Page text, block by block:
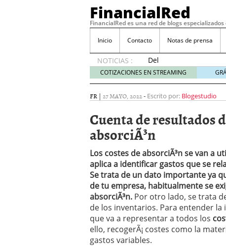
FinancialRed
FinancialRed es una red de blogs
Inicio Contacto Notas de prensa
NOTICIAS :
Del
depósito
a la
cómo
cambiando
gestión
del
ahorro
en
España
05/08/2026
Seguros de convenio en
descubren cuando ya es
ReseÃ±a de SIFX: Lo
Operar 29/06/2026
Crear empresa online vs
COTIZACIONES EN STREAMING
FR | 27 MAYO, 2022- Escrito por: Blogestudio
Cuenta de resultados
absorciÃ³n
Los costes de absorciÃ³n se van a
aplica a identificar gastos que se
Se trata de un dato importante ya
de tu empresa, habitualmente se
absorciÃ³n. Por otro lado, se trata
de los inventarios. Para entender
que va a representar a todos los
ello, recogerÃ¡ costes como la
gastos variables.